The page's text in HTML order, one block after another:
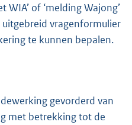
WIA’ of ‘melding Wajong’
vragenformulier
te kunnen bepalen.
gevorderd van
met betrekking tot de